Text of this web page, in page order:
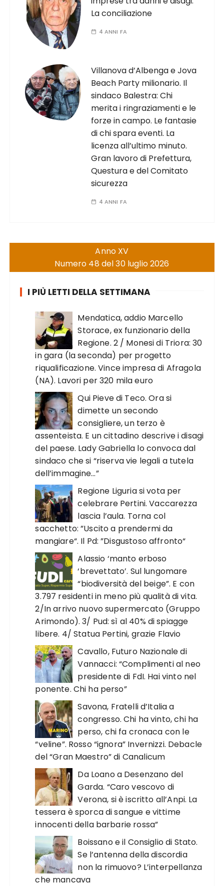
La conciliazione
4 ANNI FA
Villanova d’Albenga e Jova
Beach Party milionario. Il
sindaco Balestra: Chi
merita i ringraziamenti e le
forze in campo. Le fantasie
di chi spara eventi. La
licenza all’ultimo minuto.
Gran lavoro di Prefettura,
Questura e del Comitato
sicurezza
4 ANNI FA
Anno XV
Numero 48 del 30 luglio 2026
I PIÙ LETTI DELLA SETTIMANA
Mendatica, addio Marcello
Storace, ex funzionario della
Regione. 2 / Monesi di Triora: 30
in gara (la seconda) per progetto
riqualificazione. Vince impresa di Afragola
(NA). Lavori per 320 mila euro
Qui Pieve di Teco. Ora si
dimette un secondo
consigliere, un terzo è
assenteista. E un cittadino descrive i disagi
del paese. Lady Gabriella lo convoca dal
sindaco che si “riserva vie legali a tutela
dell’immagine…”
Regione Liguria si vota per
celebrare Pertini. Vaccarezza
lascia l’aula. Torna col
sacchetto: ”Uscito a prendermi da
mangiare“. Il Pd: ”Disgustoso affronto“
Alassio ‘manto erboso
‘brevettato’. Sul lungomare
“biodiversità del beige”. E con
3.797 residenti in meno più qualità di vita.
2/In arrivo nuovo supermercato (Gruppo
Arimondo). 3/ Pud: sì al 40% di spiagge
libere. 4/ Statua Pertini, grazie Flavio
Cavallo, Futuro Nazionale di
Vannacci: “Complimenti al neo
presidente di FdI. Hai vinto nel
ponente. Chi ha perso”
Savona, Fratelli d’Italia a
congresso. Chi ha vinto, chi ha
perso, chi fa cronaca con le
“veline”. Rosso “ignora” Invernizzi. Debacle
del “Gran Maestro” di Canalicum
Da Loano a Desenzano del
Garda. “Caro vescovo di
Verona, si è iscritto all’Anpi. La
tessera è sporca di sangue e vittime
innocenti della barbarie rossa”
Boissano e il Consiglio di Stato.
Se l’antenna della discordia
non la rimuovo? L’interpellanza
che mancava